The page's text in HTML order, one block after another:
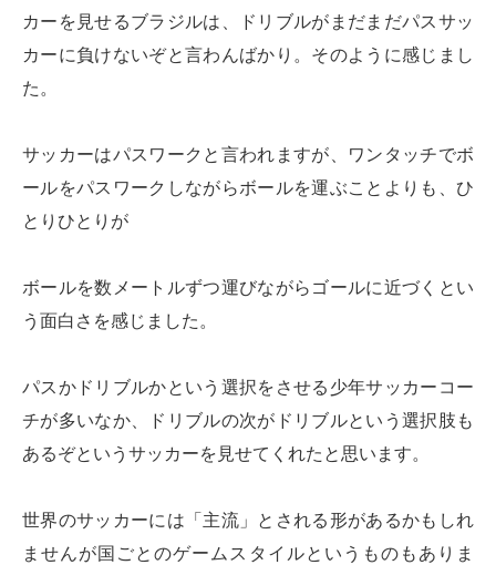
カーを見せるブラジルは、ドリブルがまだまだパスサッ
カーに負けないぞと言わんばかり。そのように感じまし
た。
サッカーはパスワークと言われますが、ワンタッチでボ
ールをパスワークしながらボールを運ぶことよりも、ひ
とりひとりが
ボールを数メートルずつ運びながらゴールに近づくとい
う面白さを感じました。
パスかドリブルかという選択をさせる少年サッカーコー
チが多いなか、ドリブルの次がドリブルという選択肢も
あるぞというサッカーを見せてくれたと思います。
世界のサッカーには「主流」とされる形があるかもしれ
ませんが国ごとのゲームスタイルというものもありま